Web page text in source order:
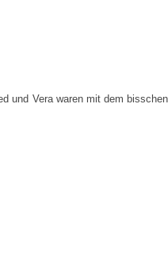
und Vera waren mit dem bisschen